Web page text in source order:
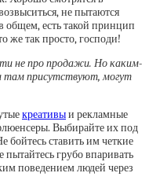
не пытаются
общем, есть такой принцип
же так просто, господи!
не про продажи. Но каким-
там присутствуют, могут
креативыи рекламные
Выбирайте их под
бойтесь ставить им четкие
пытайтесь грубо впаривать
поведением людей через